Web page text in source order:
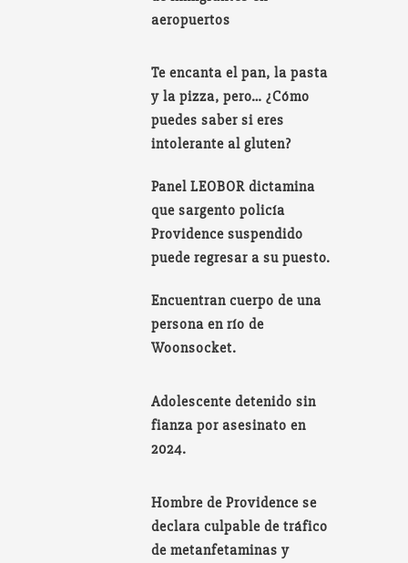
aeropuertos
Te encanta el pan, la pasta
y la pizza, pero… ¿Cómo
puedes saber si eres
intolerante al gluten?
Panel LEOBOR dictamina
que sargento policía
Providence suspendido
puede regresar a su puesto.
Encuentran cuerpo de una
persona en río de
Woonsocket.
Adolescente detenido sin
fianza por asesinato en
2024.
Hombre de Providence se
declara culpable de tráfico
de metanfetaminas y